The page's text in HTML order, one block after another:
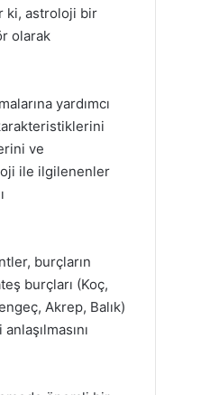
ki, astroloji bir
olarak
yardımcı
ve
ile ilgilenenler
burçların
burçları (Koç,
Akrep, Balık)